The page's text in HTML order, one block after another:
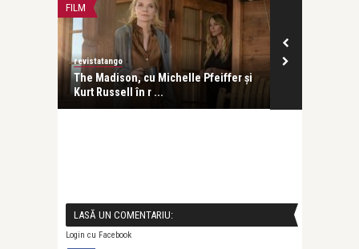
FILM
revistatango
The Madison, cu Michelle Pfeiffer și
Kurt Russell în r ...
LASĂ UN COMENTARIU:
Login cu Facebook